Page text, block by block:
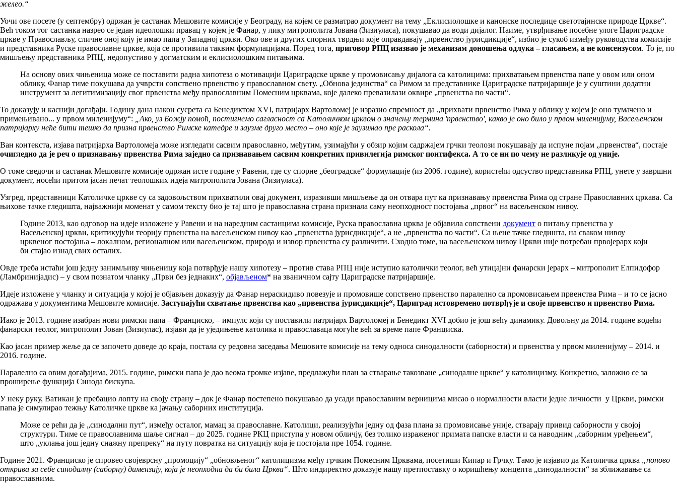
желео.“
Уочи ове посете (у септембру) одржан је састанак Мешовите комисије у Београду, на којем се разматрао документ на тему „Еклисиолошке и канонске последице светотајинске природе Цркве“.
Већ током тог састанка назрео се један идеолошки правац у којем је Фанар, у лику митрополита Јована (Зизиуласа), покушавао да води дијалог. Наиме, утврђивање посебне улоге Цариградске
цркве у Православљу, сличне оној коју је имао папа у Западној цркви. Око ове и других спорних тврдњи које оправдавају „првенство јурисдикције“, избио је сукоб између руководства комисије
и представника Руске православне цркве, која се противила таквим формулацијама. Поред тога, приговор РПЦ изазвао је механизам доношења одлука – гласањем, а не консензусом. То је, по
мишљењу представника РПЦ, недопустиво у догматским и еклисиолошким питањима.
На основу ових чињеница може се поставити радна хипотеза о мотивацији Цариградске цркве у промовисању дијалога са католицима: прихватањем првенства папе у овом или оном
облику, Фанар тиме покушава да учврсти сопствено првенство у православном свету. „Обнова јединства“ са Римом за представнике Цариградске патријаршије је у суштини додатни
инструмент за легитимизацију свог првенства међу православним Помесним црквама, које далеко превазилази оквире „првенства по части“.
То доказују и каснији догађаји. Годину дана након сусрета са Бенедиктом XVI, патријарх Вартоломеј је изразио спремност да „прихвати првенство Рима у облику у којем је оно тумачено и
примењивано... у првом миленијуму“:
„Ако, уз Божју помоћ, постигнемо сагласност са Католичком црквом о значењу термина 'првенство', какво је оно било у првом миленијуму, Васељенском
патријарху неће бити тешко да призна првенство Римске катедре и заузме друго место – оно које је заузимао пре раскола“.
Ван контекста, изјава патријарха Вартоломеја може изгледати сасвим православно, међутим, узимајући у обзир којим садржајем грчки теолози покушавају да испуне појам „првенства“, постаје
очигледно да је реч о признавању првенства Рима заједно са признавањем сасвим конкретних привилегија римског понтифекса. А то се ни по чему не разликује од уније.
О томе сведочи и састанак Мешовите комисије одржан исте године у Равени, где су спорне „београдске“ формулације (из 2006. године), користећи одсуство представника РПЦ, унете у завршни
документ, носећи притом јасан печат теолошких идеја митрополита Јована (Зизиуласа).
Узгред, представници Католичке цркве су са задовољством прихватили овај документ, изразивши мишљење да он отвара пут ка признавању првенства Рима од стране Православних цркава. Са
њихове тачке гледишта, најважнији моменат у самом тексту био је тај што је православна страна признала саму неопходност постојања „првог“ на васељенском нивоу.
Године 2013, као одговор на идеје изложене у Равени и на наредним састанцима комисије, Руска православна црква је објавила сопствени документ о питању првенства у
Васељенској цркви, критикујући теорију првенства на васељенском нивоу као „првенства јурисдикције“, а не „првенства по части“. Са њене тачке гледишта, на сваком нивоу
црквеног постојања – локалном, регионалном или васељенском, природа и извор првенства су различити. Сходно томе, на васељенском нивоу Цркви није потребан првојерарх који
би стајао изнад свих осталих.
Овде треба истаћи још једну занимљиву чињеницу која потврђује нашу хипотезу – против става РПЦ није иступио католички теолог, већ утицајни фанарски јерарх – митрополит Елпидофор
(Ламбринијадис) – у свом познатом чланку „Први без једнаких“, објављеном* на званичном сајту Цариградске патријаршије.
Идеје изложене у чланку и ситуација у којој је објављен доказују да Фанар нераскидиво повезује и промовише сопствено првенство паралелно са промовисањем првенства Рима – и то се јасно
одражава у документима Мешовите комисије. Заступајући схватање првенства као „првенства јурисдикције“, Цариград истовремено потврђује и своје првенство и првенство Рима.
Иако је 2013. године изабран нови римски папа – Франциско, – импулс који су поставили патријарх Вартоломеј и Бенедикт XVI добио је још већу динамику. Довољну да 2014. године водећи
фанарски теолог, митрополит Јован (Зизиулас), изјави да је уједињење католика и православаца могуће већ за време папе Франциска.
Као јасан пример жеље да се започето доведе до краја, постала су редовна заседања Мешовите комисије на тему односа синодалности (саборности) и првенства у првом миленијуму – 2014. и
2016. године.
Паралелно са овим догађајима, 2015. године, римски папа је дао веома громке изјаве, предлажући план за стварање такозване „синодалне цркве“ у католицизму. Конкретно, заложио се за
проширење функција Синода бискупа.
У неку руку, Ватикан је пребацио лопту на своју страну – док је Фанар постепено покушавао да усади православним верницима мисао о нормалности власти једне личности у Цркви, римски
папа је симулирао тежњу Католичке цркве ка јачању саборних институција.
Може се рећи да је „синодални пут“, између осталог, мамац за православне. Католици, реализујући једну од фаза плана за промовисање уније, стварају привид саборности у својој
структури. Тиме се православнима шаље сигнал – до 2025. године РКЦ приступа у новом обличју, без толико израженог примата папске власти и са наводним „саборним уређењем“,
што „уклања још једну снажну препреку“ на путу повратка на ситуацију која је постојала пре 1054. године.
Године 2021. Франциско је спровео својеврсну „промоцију“ „обновљеног“ католицизма међу грчким Помесним Црквама, посетиши Кипар и Грчку. Тамо је изјавио да Католичка црква
„поново
открива за себе синодалну (саборну) димензију, која је неопходна да би била Црква“. Што индиректно доказује нашу претпоставку о коришћењу концепта „синодалности“ за зближавање са
православнима.